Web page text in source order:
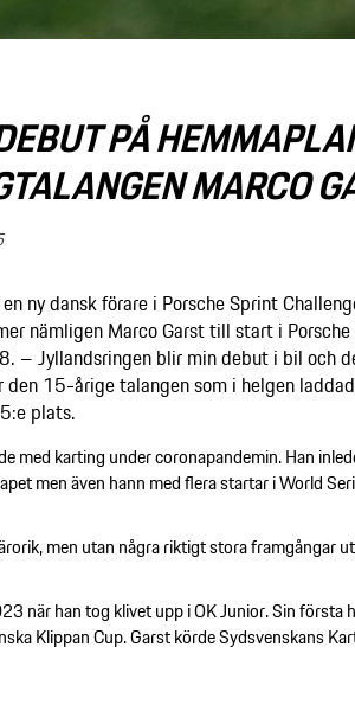
PÅ
MARCO
ny dansk förare i Porsche Sprint
nämligen Marco Garst till start i
– Jyllandsringen blir min debut i bil och
den 15-årige talangen som i helgen
plats.
med karting under coronapandemin. Han
men även hann med flera startar i World
men utan några riktigt stora framgångar
när han tog klivet upp i OK Junior. Sin första
Klippan Cup. Garst körde Sydsvenskans